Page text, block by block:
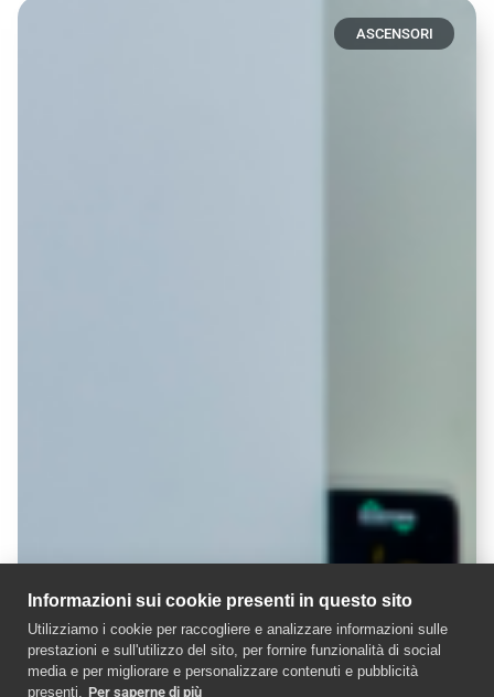
ASCENSORI
Informazioni sui cookie presenti in questo sito
Utilizziamo i cookie per raccogliere e analizzare informazioni sulle
prestazioni e sull'utilizzo del sito, per fornire funzionalità di social
media e per migliorare e personalizzare contenuti e pubblicità
presenti. Per saperne di più